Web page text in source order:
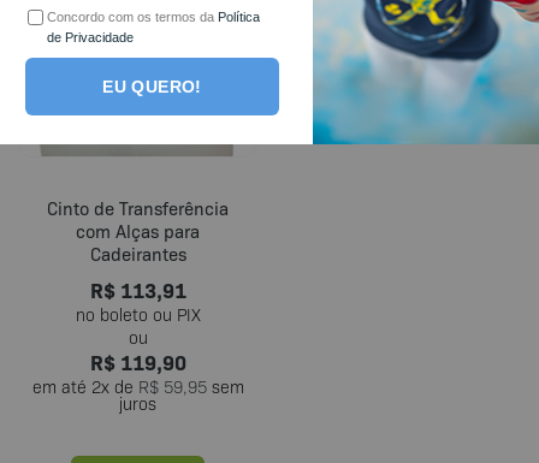
Cinto de Transferência
com Alças para
Cadeirantes
R$113,91
R$119,90
em até 2x de R$59,95sem
juros
Concordo com os termos da Política
de Privacidade
EU QUERO!